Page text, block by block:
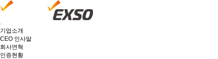
기업소개
CEO 인사말
회사연혁
인증현황